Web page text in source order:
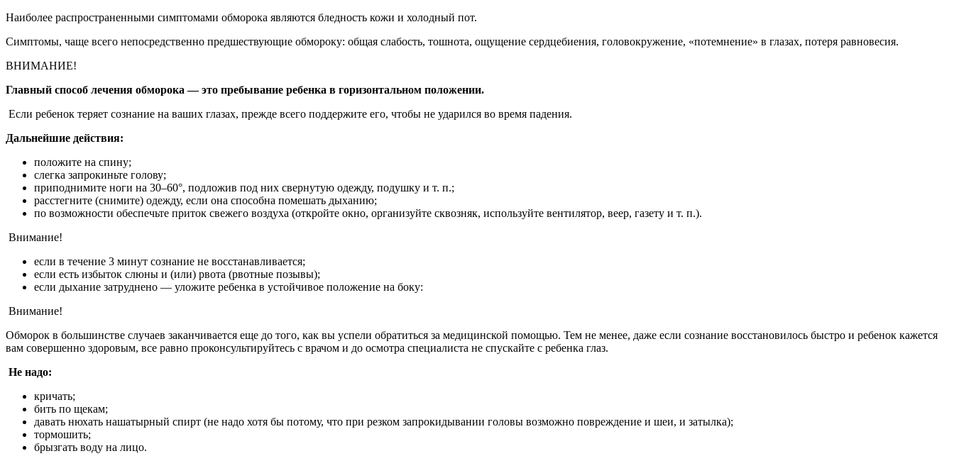
Наиболее распространенными симптомами обморока являются бледность кожи и холодный пот.
Симптомы, чаще всего непосредственно предшествующие обмороку: общая слабость, тошнота, ощущение сердцебиения, головокружение, «потемнение» в глазах, потеря равновесия.
ВНИМАНИЕ!
Главный способ лечения обморока — это пребывание ребенка в горизонтальном положении.
Если ребенок теряет сознание на ваших глазах, прежде всего поддержите его, чтобы не ударился во время падения.
Дальнейшие действия:
положите на спину;
слегка запрокиньте голову;
приподнимите ноги на 30–60°, подложив под них свернутую одежду, подушку и т. п.;
расстегните (снимите) одежду, если она способна помешать дыханию;
по возможности обеспечьте приток свежего воздуха (откройте окно, организуйте сквозняк, используйте вентилятор, веер, газету и т. п.).
Внимание!
если в течение 3 минут сознание не восстанавливается;
если есть избыток слюны и (или) рвота (рвотные позывы);
если дыхание затруднено — уложите ребенка в устойчивое положение на боку:
Внимание!
Обморок в большинстве случаев заканчивается еще до того, как вы успели обратиться за медицинской помощью. Тем не менее, даже если сознание восстановилось быстро и ребенок кажется
вам совершенно здоровым, все равно проконсультируйтесь с врачом и до осмотра специалиста не спускайте с ребенка глаз.
Не надо:
кричать;
бить по щекам;
давать нюхать нашатырный спирт (не надо хотя бы потому, что при резком запрокидывании головы возможно повреждение и шеи, и затылка);
тормошить;
брызгать воду на лицо.